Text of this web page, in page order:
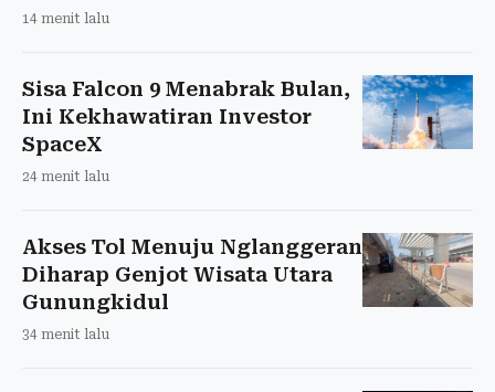
14 menit lalu
Sisa Falcon 9 Menabrak Bulan,
Ini Kekhawatiran Investor
SpaceX
24 menit lalu
Akses Tol Menuju Nglanggeran
Diharap Genjot Wisata Utara
Gunungkidul
34 menit lalu